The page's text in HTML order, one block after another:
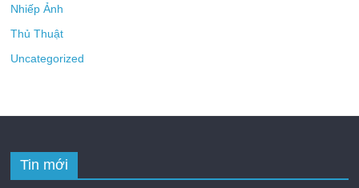
Nhiếp Ảnh
Thủ Thuật
Uncategorized
Tin mới